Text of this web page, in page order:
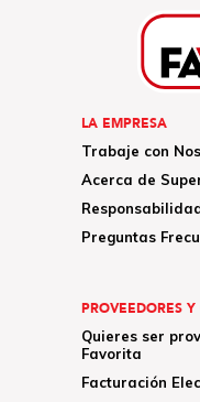
LA EMPRESA
Trabaje con
Acerca de
Preguntas
PROVEEDORES
Quieres ser
Favorita
Facturación